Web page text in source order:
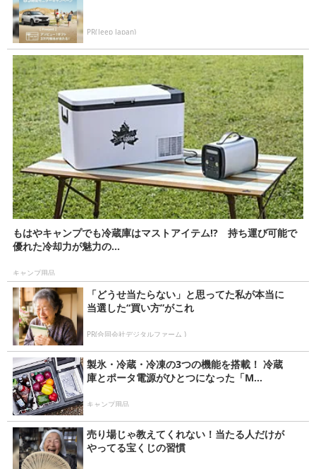
PR(Jeep Japan)
もはやキャンプでも冷蔵庫はマストアイテム!? 持ち運び可能で
優れた冷却力が魅力の...
キャンプ用品
「どうせ当たらない」と思ってた私が本当に
当選した“買い方”がこれ
PR(合同会社デジタルファーム )
製氷・冷蔵・冷凍の3つの機能を搭載！ 冷蔵
庫とポータ電源がひとつになった「M...
キャンプ用品
売り場じゃ教えてくれない！当たる人だけが
やってる宝くじの習慣